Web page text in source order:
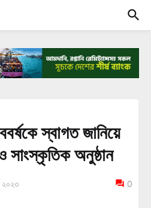
স্বাগত জানিয়ে
সাংস্কৃতিক অনুষ্ঠান
২০২৩ 0